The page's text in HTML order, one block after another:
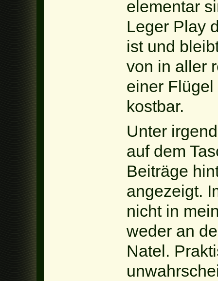
elementar
Leger Play
ist und
von in aller
einer
kostbar.
Unter
auf dem
Beiträge
angezeigt.
nicht in
weder an
Natel.